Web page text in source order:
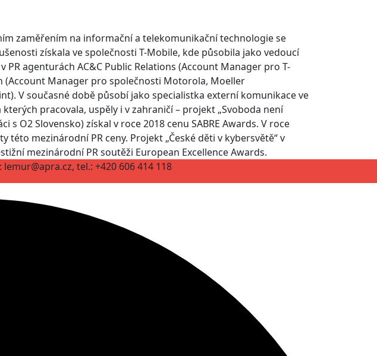
zaměřením na informační a telekomunikační technologie se
získala ve společnosti T-Mobile, kde působila jako vedoucí
PR agenturách AC&C Public Relations (Account Manager pro T-
(Account Manager pro společnosti Motorola, Moeller
V současné době působí jako specialistka externí komunikace ve
pracovala, uspěly i v zahraničí – projekt „Svoboda není
s O2 Slovensko) získal v roce 2018 cenu SABRE Awards. V roce
této mezinárodní PR ceny. Projekt „České děti v kybersvětě“ v
mezinárodní PR soutěži European Excellence Awards.
tel.: +420 606 414 118